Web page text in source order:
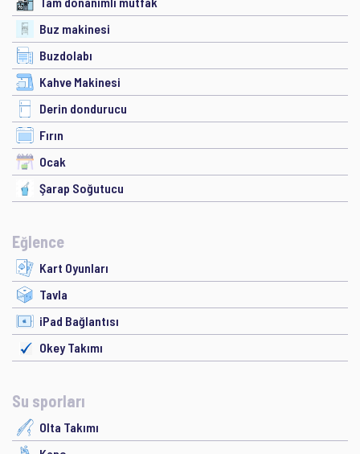
Buz makinesi
Buzdolabı
Kahve Makinesi
Derin dondurucu
Fırın
Ocak
Şarap Soğutucu
Eğlence
Kart Oyunları
Tavla
iPad Bağlantısı
Okey Takımı
Su sporları
Olta Takımı